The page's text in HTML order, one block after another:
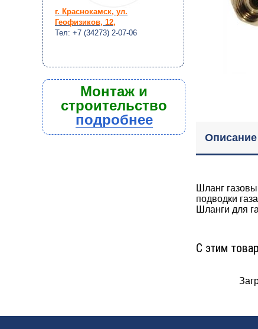
Описание
Шланг
подводки
Шланги для
С этим
г. Краснокамск, ул.
Геофизиков, 12,
Тел: +7 (34273) 2-07-06
Монтаж и
строительство
подробнее